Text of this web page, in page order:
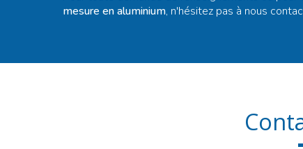
mesure en aluminium, n'hésitez pas à nous